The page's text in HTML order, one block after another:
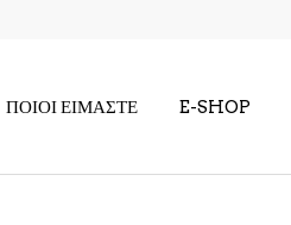
ΠΟΙΟΙ ΕΊΜΑΣΤΕ E-SHOP